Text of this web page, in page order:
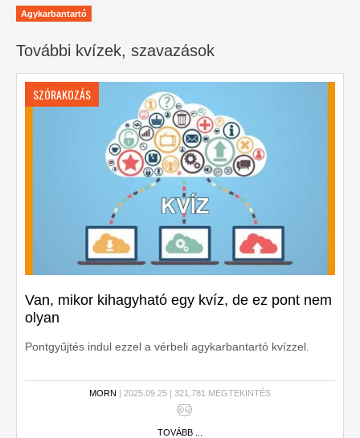
Agykarbantartó
További kvízek, szavazások
SZÓRAKOZÁS
Van, mikor kihagyható egy kvíz, de ez pont nem
olyan
Pontgyűjtés indul ezzel a vérbeli agykarbantartó kvízzel.
MORN | 2025.09.25 | 321,781 MEGTEKINTÉS
TOVÁBB ...